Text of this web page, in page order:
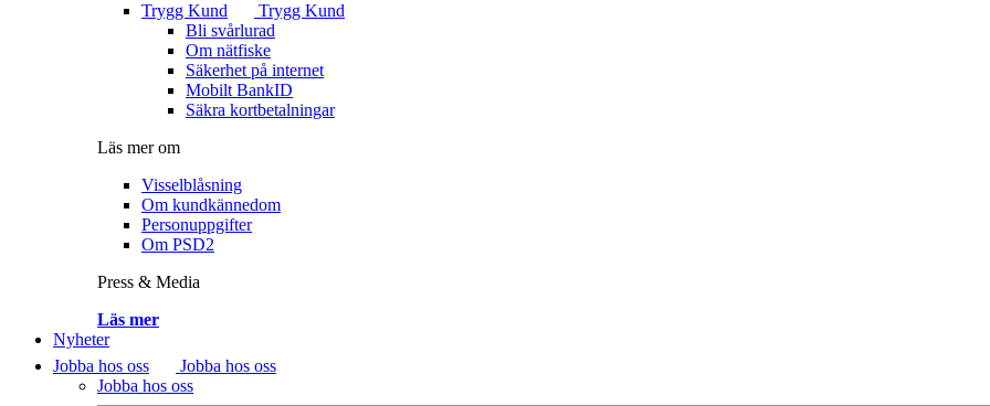
Trygg Kund
Trygg Kund
Bli svårlurad
Om nätfiske
Säkerhet på internet
Mobilt BankID
Säkra kortbetalningar
Läs mer om
Visselblåsning
Om kundkännedom
Personuppgifter
Om PSD2
Press & Media
Läs mer
Nyheter
Jobba hos oss
Jobba hos oss
Jobba hos oss